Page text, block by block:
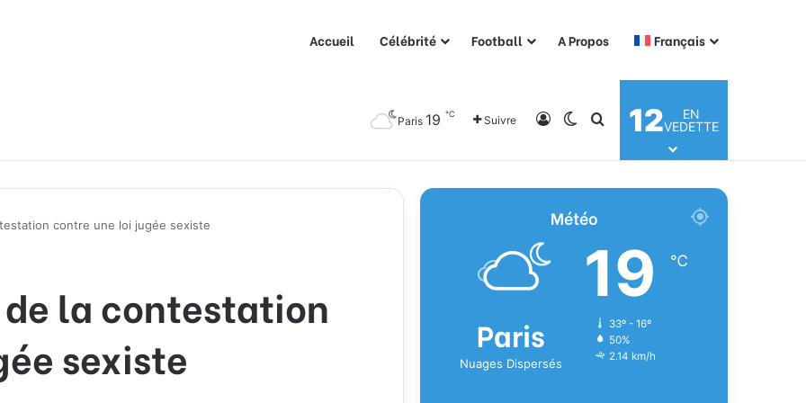
Accueil Célébrité Football A Propos Français
Paris 19 ℃ Suivre ConnexionSwitch skin
Rechercher
12
EN
VEDETTE
contre une loi jugée sexiste
la contestation
sexiste
Météo
Paris
Nuages Dispersés
19 ℃
33º - 16º
50%
2.14 km/h